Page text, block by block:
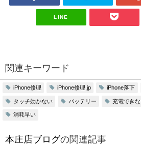
LINE
関連キーワード
iPhone修理 iPhone修理.jp iPhone落下
タッチ効かない バッテリー 充電でき
消耗早い
本庄店ブログの関連記事